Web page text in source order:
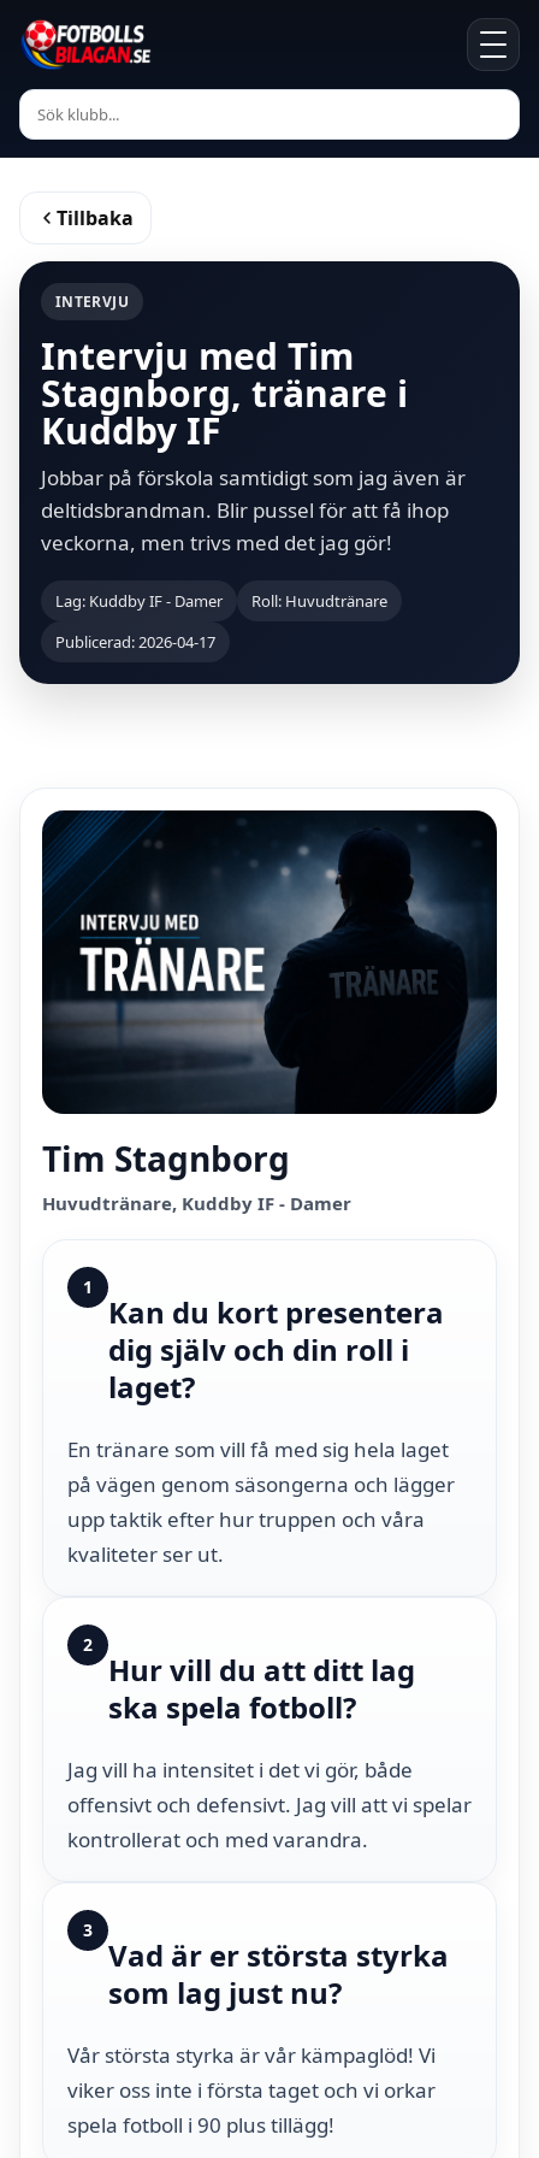
Tillbaka
INTERVJU
Intervju med Tim
Stagnborg, tränare i
Kuddby IF
Jobbar på förskola samtidigt som jag även är
deltidsbrandman. Blir pussel för att få ihop
veckorna, men trivs med det jag gör!
Lag: Kuddby IF - Damer
Roll: Huvudtränare
Publicerad: 2026-04-17
Tim Stagnborg
Huvudtränare, Kuddby IF - Damer
1
Kan du kort presentera
dig själv och din roll i
laget?
En tränare som vill få med sig hela laget
på vägen genom säsongerna och lägger
upp taktik efter hur truppen och våra
kvaliteter ser ut.
2
Hur vill du att ditt lag
ska spela fotboll?
Jag vill ha intensitet i det vi gör, både
offensivt och defensivt. Jag vill att vi spelar
kontrollerat och med varandra.
3
Vad är er största styrka
som lag just nu?
Vår största styrka är vår kämpaglöd! Vi
viker oss inte i första taget och vi orkar
spela fotboll i 90 plus tillägg!